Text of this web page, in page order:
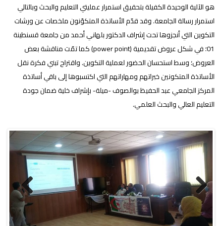
هو الآلية الوحيدة الكفيلة بتحقيق استمرار عمليتي التعليم والبحث وبالتالي
استمرار رسالة الجامعة. وقد قدّم الأساتذة المتكوّنون ملخصات عن ورشات
التكوين التي أنجزوها تحت إشراف الدكتور بلهاني أحمد من جامعة قسنطينة
01؛ في شكل عروض تقديمية (power point) كما تمّت مناقشة بعض
العروض؛ وسط استحسان الحضور لعملية التكوين. واقتراح تبني فكرة نقل
الأساتذة المتكونين خبراتهم ومهاراتهم التي اكتسبوها إلى باقي أساتذة
المركز الجامعي عبد الحفيظ بوالصوف -ميلة- بإشراف خلية ضمان جودة
التعليم العالي والبحث العلمي.
Previous Next